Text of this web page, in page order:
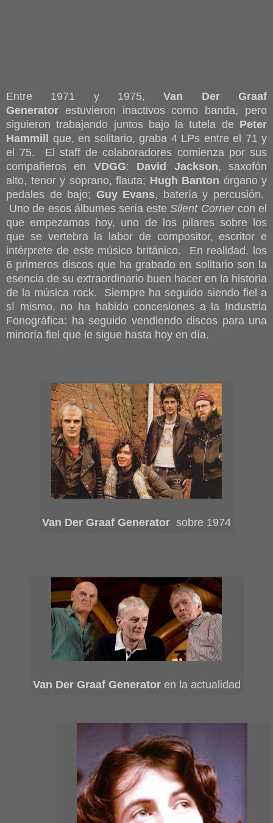
Entre 1971 y 1975,Van Der Graaf
Generator estuvieron inactivos como banda, pero
siguieron trabajando juntos bajo la tutela de Peter
Hammill que, en solitario, graba 4 LPs entre el 71 y
el 75. El staff de colaboradores comienza por sus
compañeros en VDGG: David Jackson, saxofón
alto, tenor y soprano, flauta; Hugh Banton órgano y
pedales de bajo; Guy Evans, batería y percusión.
Uno de esos álbumes sería esteSilent Cornercon el
que empezamos hoy, uno de los pilares sobre los
que se vertebra la labor de compositor, escritor e
intérprete de este músico británico. En realidad, los
6 primeros discos que ha grabado en solitario son la
esencia de su extraordinario buen hacer en la historia
de la música rock. Siempre ha seguido siendo fiel a
sí mismo, no ha habido concesiones a la Industria
Fonográfica: ha seguido vendiendo discos para una
minoría fiel que le sigue hasta hoy en día.
Van Der Graaf Generator sobre 1974
Van Der Graaf Generatoren la actualidad